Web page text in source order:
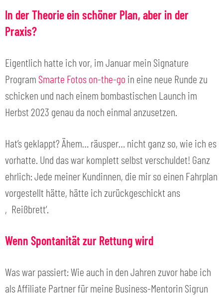
In der Theorie ein schöner Plan, aber in der
Praxis?
Eigentlich hatte ich vor, im Januar mein Signature
Program Smarte Fotos on-the-go in eine neue Runde zu
schicken und nach einem bombastischen Launch im
Herbst 2023 genau da noch einmal anzusetzen.
Hat’s geklappt? Ähem… räusper… nicht ganz so, wie ich es
vorhatte. Und das war komplett selbst verschuldet! Ganz
ehrlich: Jede meiner Kundinnen, die mir so einen Fahrplan
vorgestellt hätte, hätte ich zurückgeschickt ans
‚Reißbrett‘.
Wenn Spontanität zur Rettung wird
Was war passiert: Wie auch in den Jahren zuvor habe ich
als Affiliate Partner für meine Business-Mentorin Sigrun